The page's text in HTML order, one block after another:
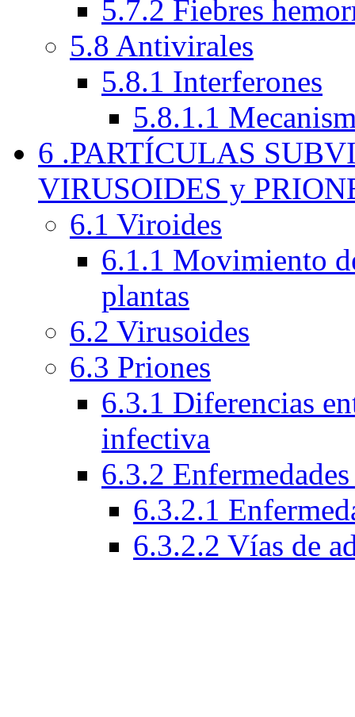
5.7.2 Fiebres
5.8 Antivirales
5.8.1 Interferones
5.8.1.1
6 .PARTÍCULAS
VIRUSOIDES y
6.1 Viroides
6.1.1 Movimiento
plantas
6.2 Virusoides
6.3 Priones
6.3.1 Diferencias
infectiva
6.3.2
6.3.2.1
6.3.2.2 Vías de